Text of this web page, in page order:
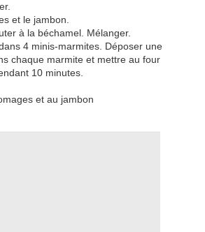
et le jambon.
à la béchamel. Mélanger.
4 minis-marmites. Déposer une
chaque marmite et mettre au four
10 minutes.